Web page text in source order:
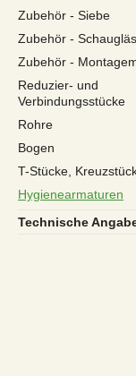
Zubehör - Siebe
Zubehör -
Zubehör -
Reduzier- und
Verbindungsstücke
Rohre
Bogen
T-Stücke,
Hygienearmaturen
Technische